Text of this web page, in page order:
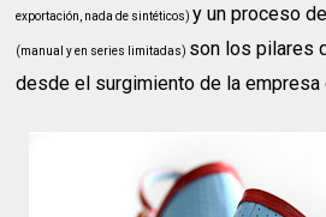
exportación, nada de sintéticos)y un proceso
(manual y en series limitadas) son los pilares
desde el surgimiento de la empresa